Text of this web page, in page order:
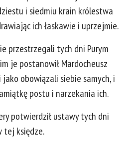
i siedmiu krain królestwa
ich łaskawie i uprzejmie.
przestrzegali tych dni Purym
je postanowił Mardocheusz
jako obowiązali siebie samych, i
postu i narzekania ich.
potwierdził ustawy tych dni
tej księdze.